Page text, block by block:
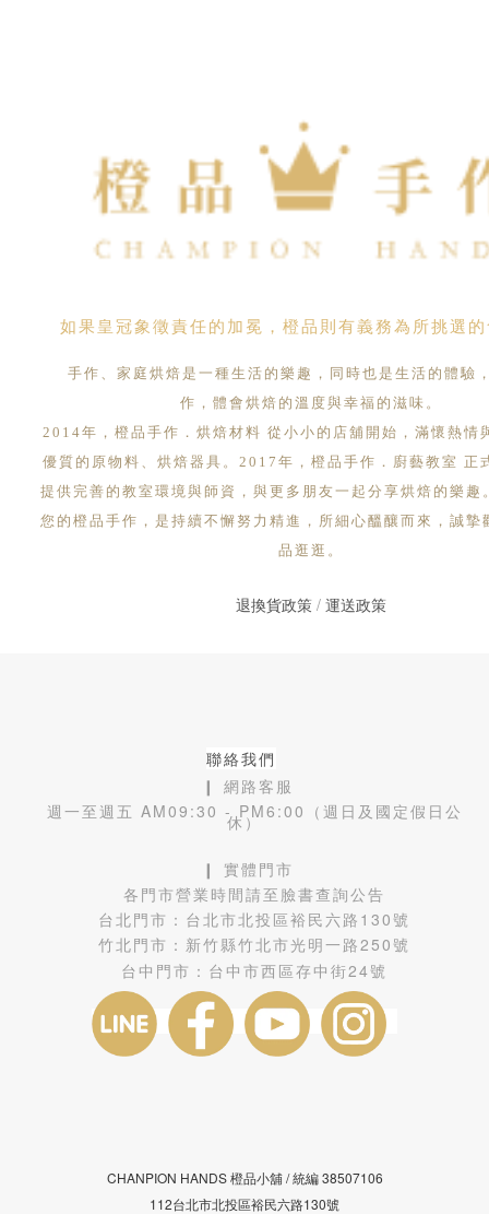
如果皇冠象徵責任的加冕，橙品則有義務為所挑選
手作、家庭烘焙是一種生活的樂趣，同時也是生活的體驗
作，體會烘焙的溫度與幸福的滋味。
2014年，橙品手作．烘焙材料 從小小的店舖開始，滿懷熱情
優質的原物料、烘焙器具。2017年，橙品手作．廚藝教室 正
提供完善的教室環境與師資，與更多朋友一起分享烘焙的樂趣
您的橙品手作，是持續不懈努力精進，所細心醞釀而來，誠摯
品逛逛。
退換貨政策/ 運送政策
聯絡我們
❙ 網路客服
週一至週五 AM09:30 - PM6:00（週日及國定假日公
休）
❙ 實體門市
各門市營業時間請至臉書查詢公告
台北門市： 台北市北投區裕民六路130號
竹北門市： 新竹縣竹北市光明一路250號
台中門市： 台中市西區存中街24號
CHANPION HANDS 橙品小舖 /統編38507106
112台北市北投區裕民六路130號